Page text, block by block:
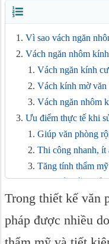
Vì sao vách ngăn
Vách ngăn nhôm
Vách ngăn kính
Vách kính mờ văn
Vách ngăn nhôm
Ưu điểm thực tế khi
Giúp văn phòng
Thi công nhanh, ít
Tăng tính thẩm
Nhược điểm cần biết
Khả năng cách
Chi phí cao hơn
Có nên làm vách
Trong thiết kế văn
pháp được nhiều